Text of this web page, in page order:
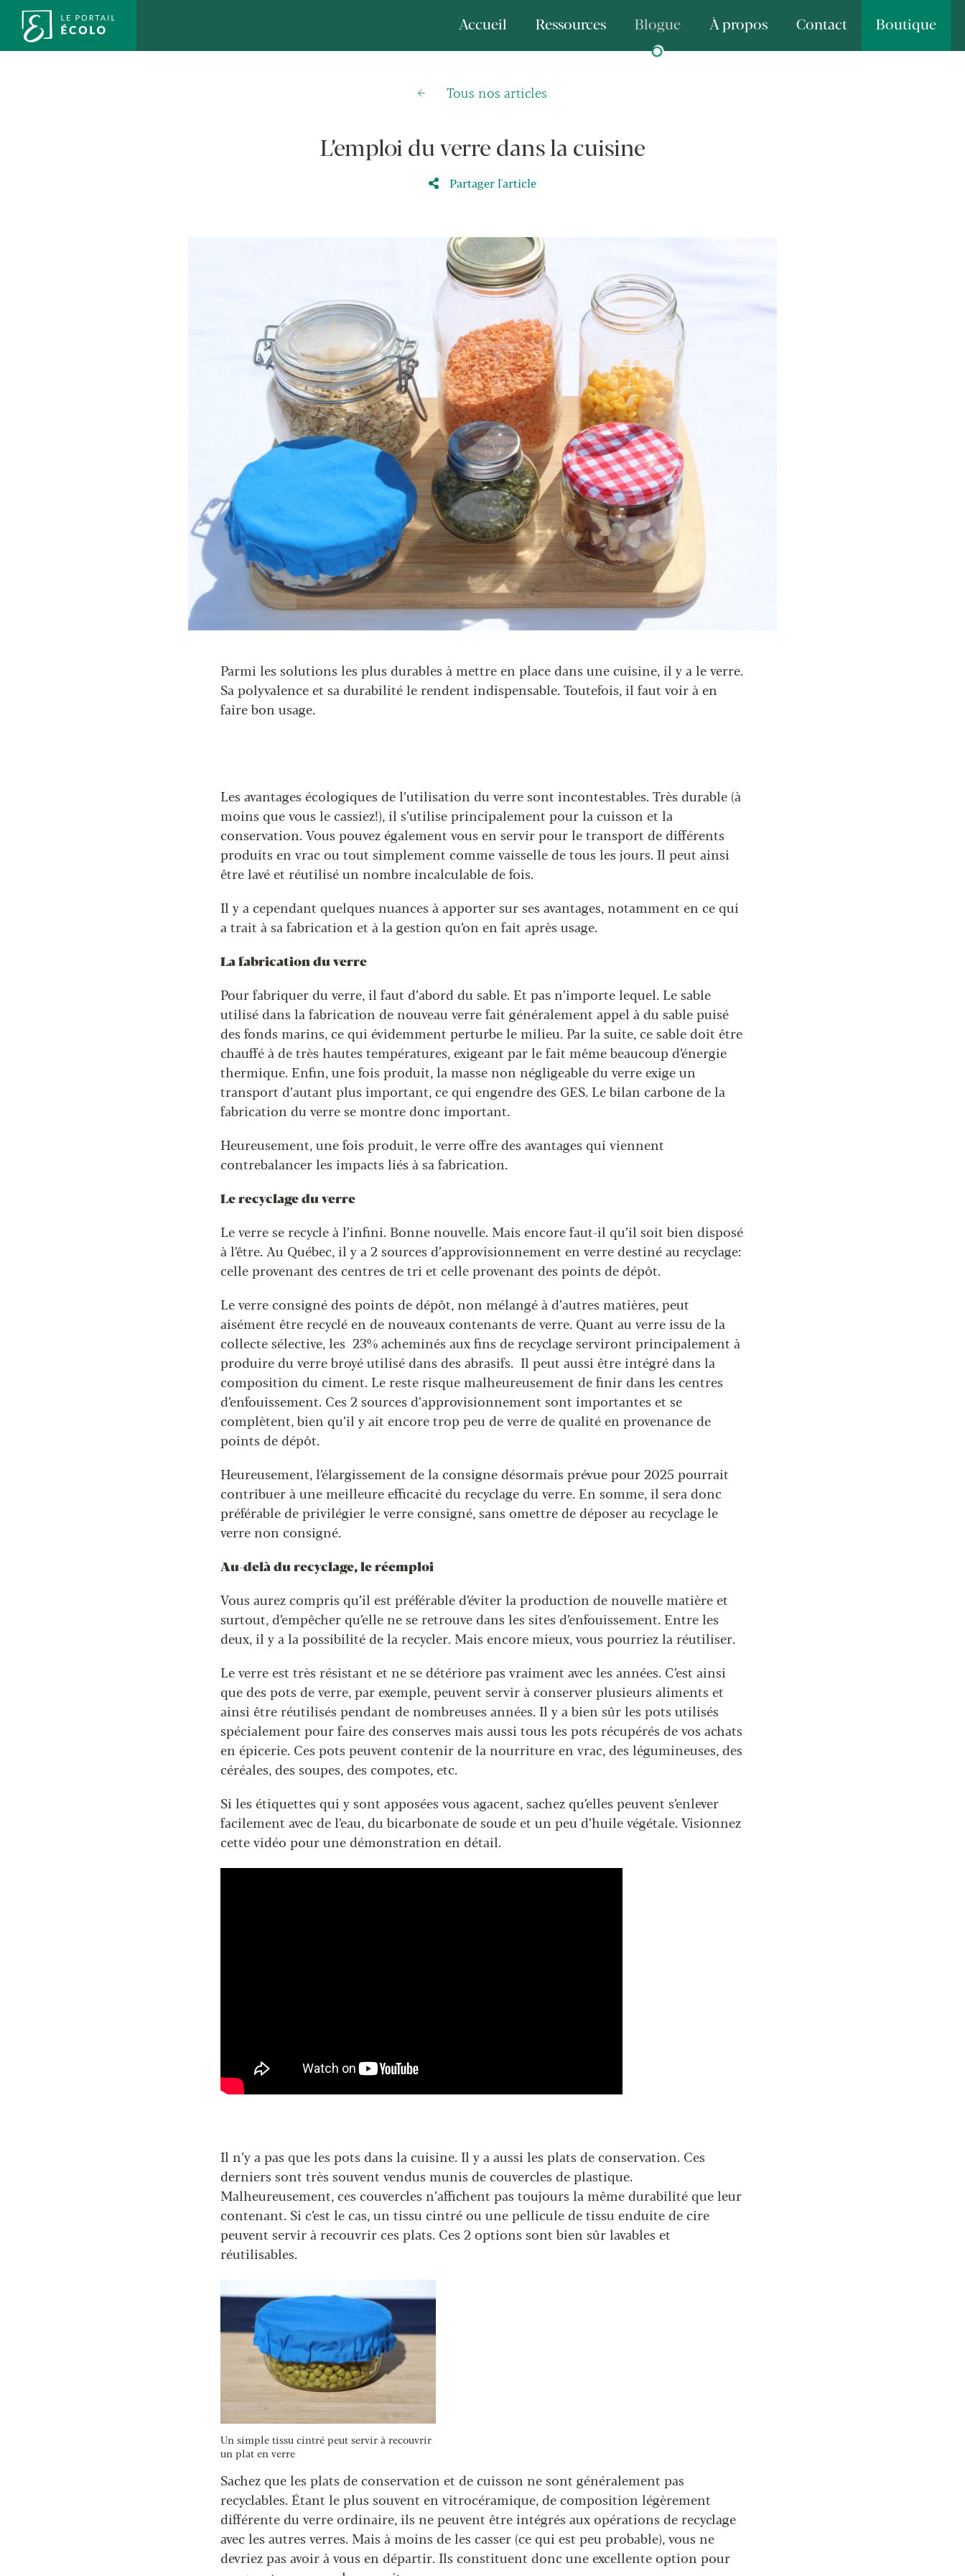
Accueil Ressources Blogue À propos Contact Boutique
Tous nos articles
L’emploi du verre dans la cuisine
Partager l'article
Parmi les solutions les plus durables à mettre en place dans une cuisine, il y a le verre.
Sa polyvalence et sa durabilité le rendent indispensable. Toutefois, il faut voir à en
faire bon usage.
Les avantages écologiques de l’utilisation du verre sont incontestables. Très durable (à
moins que vous le cassiez!), il s’utilise principalement pour la cuisson et la
conservation. Vous pouvez également vous en servir pour le transport de différents
produits en vrac ou tout simplement comme vaisselle de tous les jours. Il peut ainsi
être lavé et réutilisé un nombre incalculable de fois.
Il y a cependant quelques nuances à apporter sur ses avantages, notamment en ce qui
a trait à sa fabrication et à la gestion qu’on en fait après usage.
La fabrication du verre
Pour fabriquer du verre, il faut d’abord du sable. Et pas n’importe lequel. Le sable
utilisé dans la fabrication de nouveau verre fait généralement appel à du sable puisé
des fonds marins, ce qui évidemment perturbe le milieu. Par la suite, ce sable doit être
chauffé à de très hautes températures, exigeant par le fait même beaucoup d’énergie
thermique. Enfin, une fois produit, la masse non négligeable du verre exige un
transport d’autant plus important, ce qui engendre des GES. Le bilan carbone de la
fabrication du verre se montre donc important.
Heureusement, une fois produit, le verre offre des avantages qui viennent
contrebalancer les impacts liés à sa fabrication.
Le recyclage du verre
Le verre se recycle à l’infini. Bonne nouvelle. Mais encore faut-il qu’il soit bien disposé
à l’être. Au Québec, il y a 2 sources d’approvisionnement en verre destiné au recyclage:
celle provenant des centres de tri et celle provenant des points de dépôt.
Le verre consigné des points de dépôt, non mélangé à d’autres matières, peut
aisément être recyclé en de nouveaux contenants de verre. Quant au verre issu de la
collecte sélective, les 23% acheminés aux fins de recyclage serviront principalement à
produire du verre broyé utilisé dans des abrasifs. Il peut aussi être intégré dans la
composition du ciment. Le reste risque malheureusement de finir dans les centres
d’enfouissement. Ces 2 sources d’approvisionnement sont importantes et se
complètent, bien qu’il y ait encore trop peu de verre de qualité en provenance de
points de dépôt.
Heureusement, l’élargissement de la consigne désormais prévue pour 2025 pourrait
contribuer à une meilleure efficacité du recyclage du verre. En somme, il sera donc
préférable de privilégier le verre consigné, sans omettre de déposer au recyclage le
verre non consigné.
Au-delà du recyclage, le réemploi
Vous aurez compris qu’il est préférable d’éviter la production de nouvelle matière et
surtout, d’empêcher qu’elle ne se retrouve dans les sites d’enfouissement. Entre les
deux, il y a la possibilité de la recycler. Mais encore mieux, vous pourriez la réutiliser.
Le verre est très résistant et ne se détériore pas vraiment avec les années. C’est ainsi
que des pots de verre, par exemple, peuvent servir à conserver plusieurs aliments et
ainsi être réutilisés pendant de nombreuses années. Il y a bien sûr les pots utilisés
spécialement pour faire des conserves mais aussi tous les pots récupérés de vos achats
en épicerie. Ces pots peuvent contenir de la nourriture en vrac, des légumineuses, des
céréales, des soupes, des compotes, etc.
Si les étiquettes qui y sont apposées vous agacent, sachez qu’elles peuvent s’enlever
facilement avec de l’eau, du bicarbonate de soude et un peu d’huile végétale. Visionnez
cette vidéo pour une démonstration en détail.
Il n’y a pas que les pots dans la cuisine. Il y a aussi les plats de conservation. Ces
derniers sont très souvent vendus munis de couvercles de plastique.
Malheureusement, ces couvercles n’affichent pas toujours la même durabilité que leur
contenant. Si c’est le cas, un tissu cintré ou une pellicule de tissu enduite de cire
peuvent servir à recouvrir ces plats. Ces 2 options sont bien sûr lavables et
réutilisables.
Un simple tissu cintré peut servir à recouvrir
un plat en verre
Sachez que les plats de conservation et de cuisson ne sont généralement pas
recyclables. Étant le plus souvent en vitrocéramique, de composition légèrement
différente du verre ordinaire, ils ne peuvent être intégrés aux opérations de recyclage
avec les autres verres. Mais à moins de les casser (ce qui est peu probable), vous ne
devriez pas avoir à vous en départir. Ils constituent donc une excellente option pour